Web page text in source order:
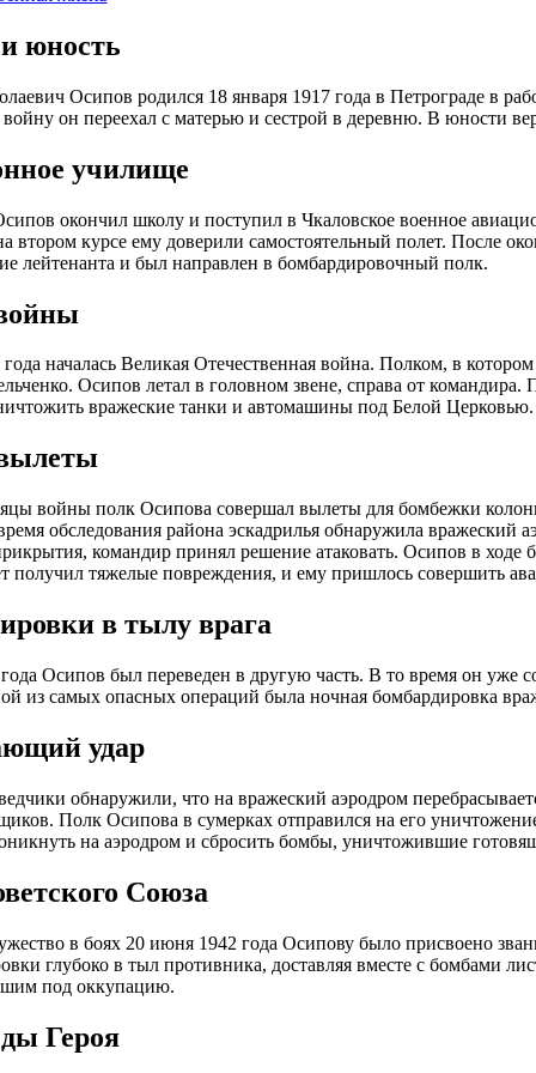
юность
Осипов родился 18 января 1917 года в Петрограде в
он переехал с матерью и сестрой в деревню. В юности
училище
окончил школу и поступил в Чкаловское военное
втором курсе ему доверили самостоятельный полет. После
лейтенанта и был направлен в бомбардировочный полк.
началась Великая Отечественная война. Полком, в
Осипов летал в головном звене, справа от командира.
вражеские танки и автомашины под Белой Церковью.
войны полк Осипова совершал вылеты для бомбежки
обследования района эскадрилья обнаружила вражеский
командир принял решение атаковать. Осипов в ходе
получил тяжелые повреждения, и ему пришлось совершить
в тылу врага
Осипов был переведен в другую часть. В то время он уже
из самых опасных операций была ночная бомбардировка
удар
обнаружили, что на вражеский аэродром
Полк Осипова в сумерках отправился на его
на аэродром и сбросить бомбы, уничтожившие
Союза
в боях 20 июня 1942 года Осипову было присвоено
глубоко в тыл противника, доставляя вместе с бомбами
под оккупацию.
Героя